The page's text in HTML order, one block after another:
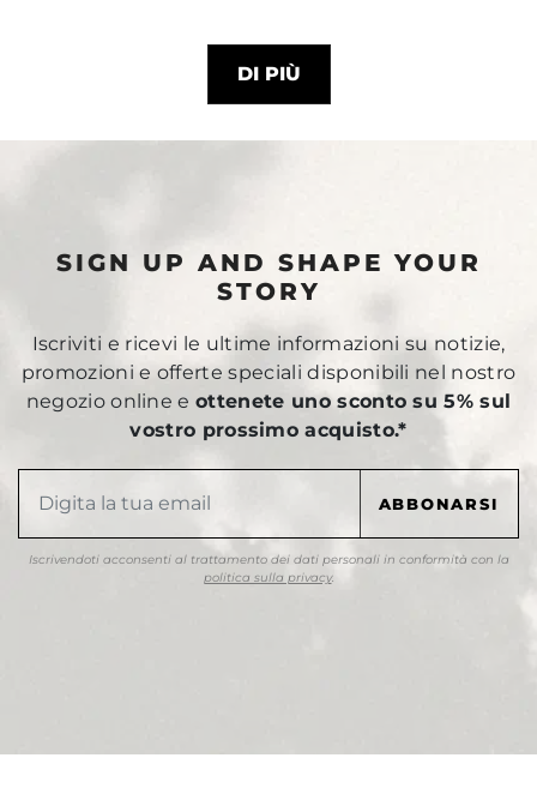
DI PIÙ
SIGN UP AND SHAPE YOUR
STORY
Iscriviti e ricevi le ultime informazioni su notizie,
promozioni e offerte speciali disponibili nel nostro
negozio online eottenete uno sconto su 5% sul
vostro prossimo acquisto.*
Iscrivendoti acconsenti al trattamento dei dati personali in conformità con la
politica sulla privacy.